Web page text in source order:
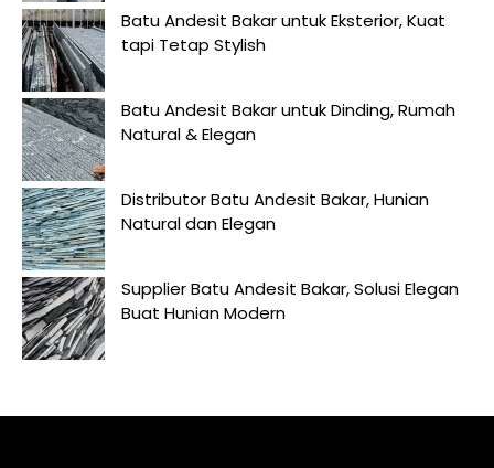
Batu Andesit Bakar untuk Eksterior, Kuat
tapi Tetap Stylish
Batu Andesit Bakar untuk Dinding, Rumah
Natural & Elegan
Distributor Batu Andesit Bakar, Hunian
Natural dan Elegan
Supplier Batu Andesit Bakar, Solusi Elegan
Buat Hunian Modern